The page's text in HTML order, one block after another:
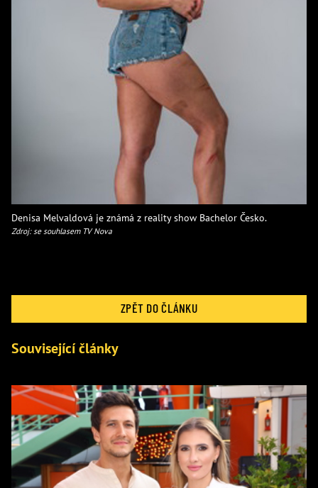
Denisa Melvaldová je známá z reality show Bachelor Česko.
Zdroj: se souhlasem TV Nova
ZPĚT DO ČLÁNKU
Související články